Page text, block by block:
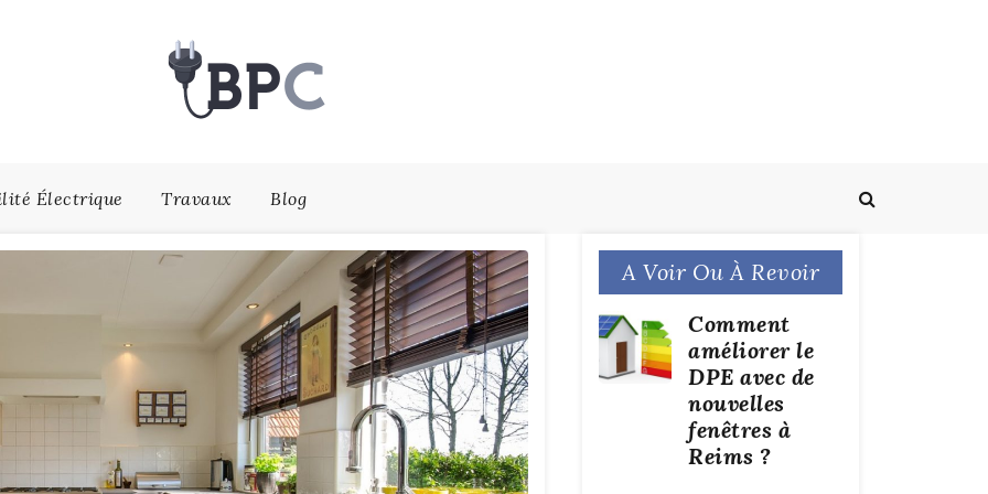
Électrique Travaux Blog
A Voir Ou À Revoir
Comment
améliorer le
DPE avec de
nouvelles
fenêtres à
Reims ?